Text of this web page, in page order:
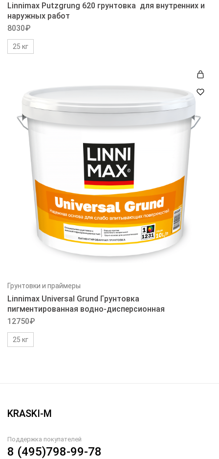
Linnimax Putzgrung 620 грунтовка для внутренних и
наружных работ
8030₽
25 кг
Грунтовки и праймеры
Linnimax Universal Grund Грунтовка
пигментированная водно-дисперсионная
12750₽
25 кг
KRASKI-M
Поддержка покупателей
8 (495)798-99-78